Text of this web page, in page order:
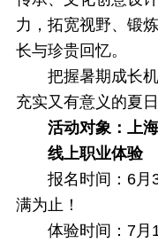
力，拓宽视野、锻
长与珍贵回忆。
把握暑期成长
充实又有意义的夏日
活动对象：上
线上职业体验
报名时间：6月
满为止！
体验时间：7月